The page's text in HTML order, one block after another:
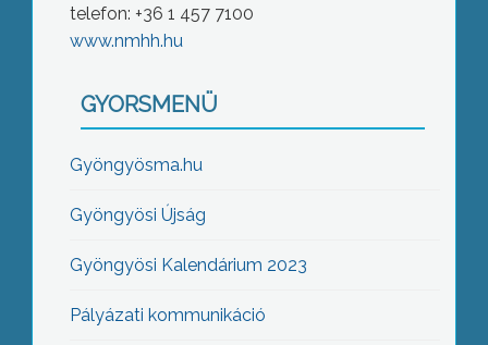
telefon: +36 1 457 7100
www.nmhh.hu
GYORSMENÜ
Gyöngyösma.hu
Gyöngyösi Újság
Gyöngyösi Kalendárium 2023
Pályázati kommunikáció